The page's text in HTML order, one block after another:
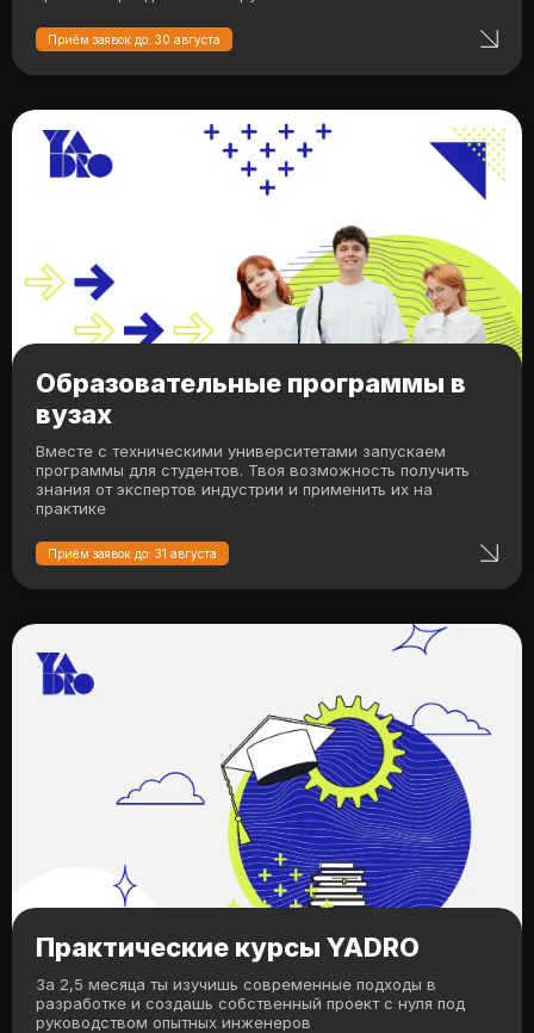
Приём заявок до: 30 августа
Образовательные программы в
вузах
Вместе с техническими университетами запускаем
программы для студентов. Твоя возможность получить
знания от экспертов индустрии и применить их на
практике
Приём заявок до: 31 августа
Практические курсы YADRO
За 2,5 месяца ты изучишь современные подходы в
разработке и создашь собственный проект с нуля под
руководством опытных инженеров